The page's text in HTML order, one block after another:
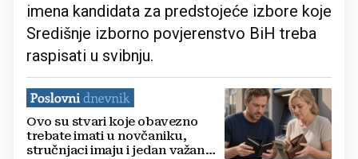
imena kandidata za predstojeće izbore koje
Središnje izborno povjerenstvo BiH treba
raspisati u svibnju.
Ovo su stvari koje obavezno
trebate imati u novčaniku,
stručnjaci imaju i jedan važan